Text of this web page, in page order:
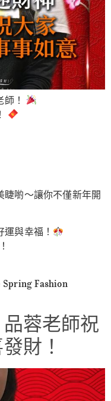
！
睫喲～讓你不僅新年開
與幸福！
Fashion
蓉老師祝
財！